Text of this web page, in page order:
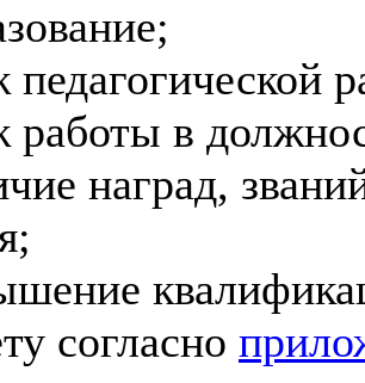
педагогической
работы в
наград,
согласно